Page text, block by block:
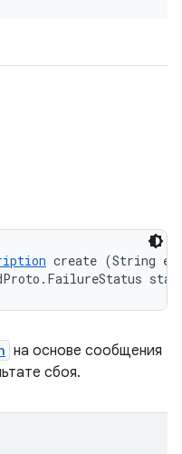
create (String
на основе сообщения
сбоя.